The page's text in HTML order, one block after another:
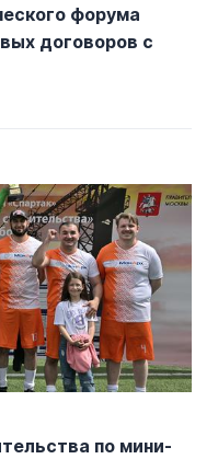
форума
договоров с
по мини-